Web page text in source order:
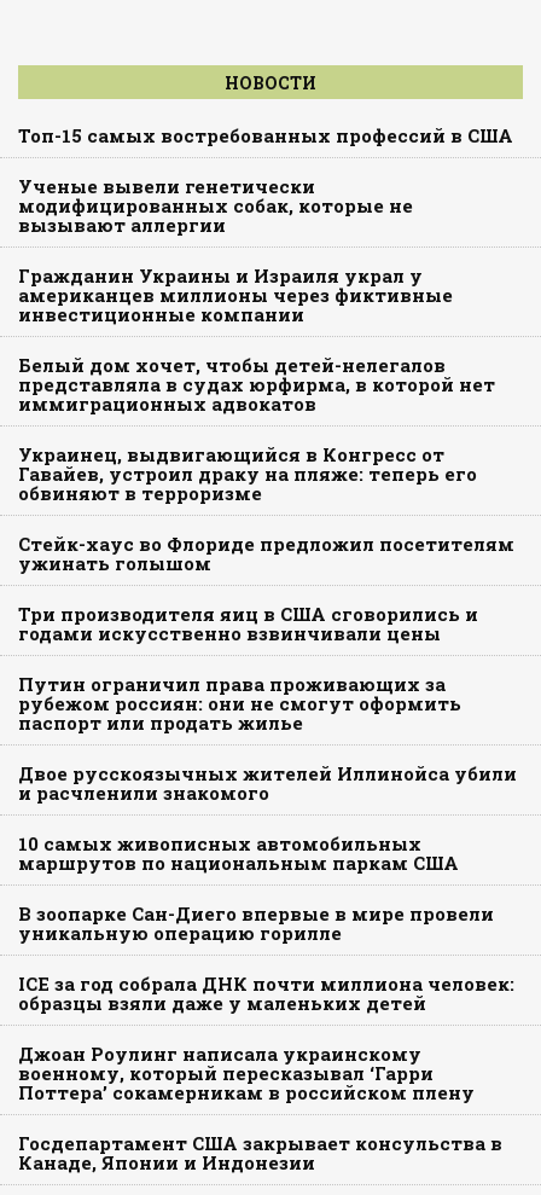
НОВОСТИ
Топ-15 самых востребованных профессий в США
Ученые вывели генетически
модифицированных собак, которые не
вызывают аллергии
Гражданин Украины и Израиля украл у
американцев миллионы через фиктивные
инвестиционные компании
Белый дом хочет, чтобы детей-нелегалов
представляла в судах юрфирма, в которой нет
иммиграционных адвокатов
Украинец, выдвигающийся в Конгресс от
Гавайев, устроил драку на пляже: теперь его
обвиняют в терроризме
Стейк-хаус во Флориде предложил посетителям
ужинать голышом
Три производителя яиц в США сговорились и
годами искусственно взвинчивали цены
Путин ограничил права проживающих за
рубежом россиян: они не смогут оформить
паспорт или продать жилье
Двое русскоязычных жителей Иллинойса убили
и расчленили знакомого
10 самых живописных автомобильных
маршрутов по национальным паркам США
В зоопарке Сан-Диего впервые в мире провели
уникальную операцию горилле
ICE за год собрала ДНК почти миллиона человек:
образцы взяли даже у маленьких детей
Джоан Роулинг написала украинскому
военному, который пересказывал ‘Гарри
Поттера’ сокамерникам в российском плену
Госдепартамент США закрывает консульства в
Канаде, Японии и Индонезии